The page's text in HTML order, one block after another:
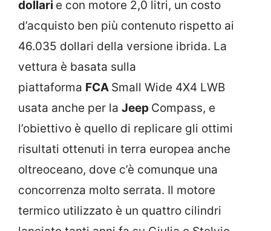
dollari e con motore 2,0 litri, un costo
d’acquisto ben più contenuto rispetto ai
46.035 dollari della versione ibrida. La
vettura è basata sulla
piattaforma FCA Small Wide 4X4 LWB
usata anche per la Jeep Compass, e
l’obiettivo è quello di replicare gli ottimi
risultati ottenuti in terra europea anche
oltreoceano, dove c’è comunque una
concorrenza molto serrata. Il motore
termico utilizzato è un quattro cilindri